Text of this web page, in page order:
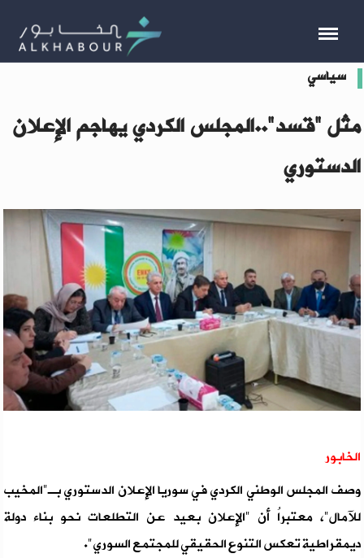
سياسي
مثل "قسد"..المجلس الكردي يهاجم الإعلان
الدستوري
الخابور
وصف المجلس الوطني الكردي في سوريا الإعلان الدستوري بـ"المخيب
للآمال"، معتبراُ أن "الإعلان بعيد عن التطلعات نحو بناء دولة
ديمقراطية تعكس التنوع الحقيقي للمجتمع السوري".